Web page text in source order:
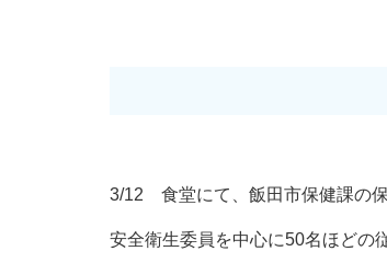
3/12 食堂にて、飯田市保健課の
安全衛生委員を中心に50名ほどの